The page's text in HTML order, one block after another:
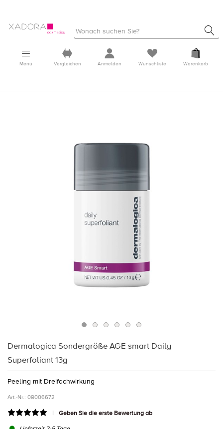
Menü Vergleichen Anmelden Wunschliste Warenkorb
Dermalogica Sondergröße AGE smart Daily
Superfoliant 13g
Peeling mit Dreifachwirkung
Art.-Nr.: 08006672
Geben Sie die erste Bewertung ab